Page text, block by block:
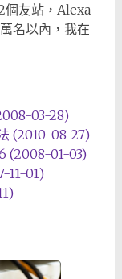
個友站，Alexa
名以內，我在
03-28)
(2010-08-27)
(2008-01-03)
11-01)